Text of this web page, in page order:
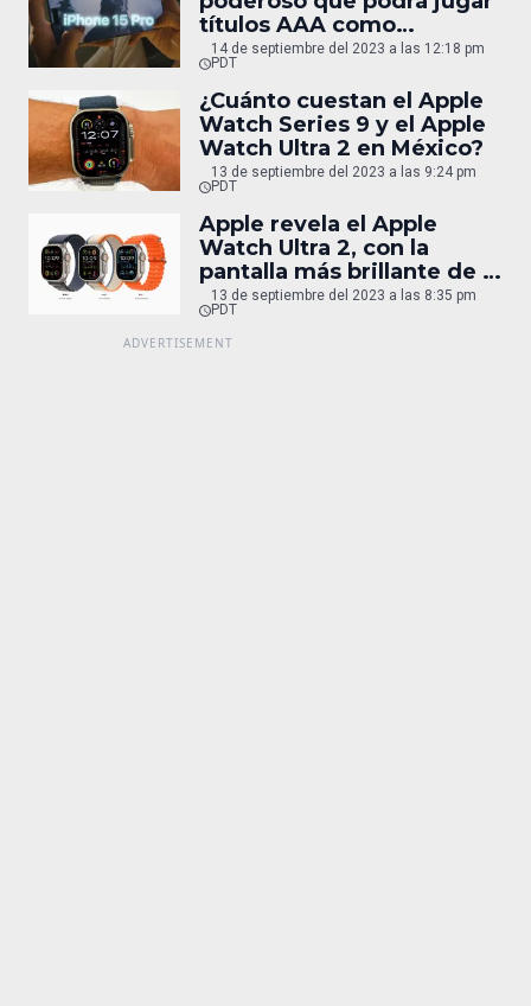
títulos AAA como
Resident Evil 4
14 de septiembre del 2023 a las 12:18 pm
PDT
¿Cuánto cuestan el Apple
Watch Series 9 y el Apple
Watch Ultra 2 en México?
13 de septiembre del 2023 a las 9:24 pm
PDT
Apple revela el Apple
Watch Ultra 2, con la
pantalla más brillante de la
compañía
13 de septiembre del 2023 a las 8:35 pm
PDT